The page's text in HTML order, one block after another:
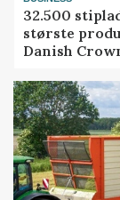
32.500
største
Danish